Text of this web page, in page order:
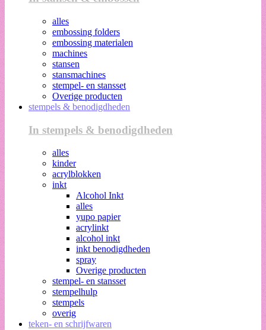
alles
embossing folders
embossing materialen
machines
stansen
stansmachines
stempel- en stansset
Overige producten
stempels & benodigdheden
In stempels & benodigdheden
alles
kinder
acrylblokken
inkt
Alcohol Inkt
alles
yupo papier
acrylinkt
alcohol inkt
inkt benodigdheden
spray
Overige producten
stempel- en stansset
stempelhulp
stempels
overig
teken- en schrijfwaren